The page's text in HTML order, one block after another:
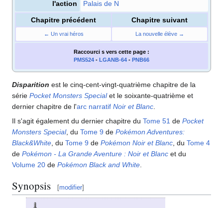
l'action
Palais de N
Chapitre précédent Chapitre suivant
← Un vrai héros La nouvelle élève →
Raccourci s vers cette page :
PMS524 - LGANB-64 - PNB66
Disparition est le cinq-cent-vingt-quatrième chapitre de la
série Pocket Monsters Specialet le soixante-quatrième et
dernier chapitre de l'arc narratif Noir et Blanc
Il s'agit également du dernier chapitre du Tome 51 de Pocket
Monsters Special, du Tome 9 de Pokémon Adventures:
Black&White , du Tome 9 de Pokémon Noir et Blanc , du Tome 4
de Pokémon - La Grande Aventure : Noir et Blanc et du
Volume 20 de Pokémon Black and White
Synopsis [modifier]